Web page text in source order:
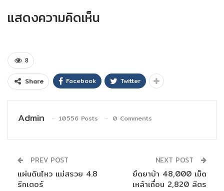
แสดงความคิดเห็น
8
Share Facebook Twitter
Admin 10556 Posts 0 Comments
PREV POST
แผ่นดินไหว แม่สรวย 4.8
ริกเตอร์
NEXT POST
ยึดยาบ้า 48,000 เม็ด
เหล้าเถื่อน 2,820 ลิตร